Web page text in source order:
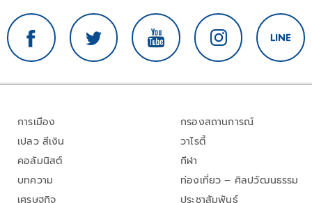
การเมือง
เปลว สีเงิน
คอลัมนิสต์
บทความ
เศรษฐกิจ
กรองสถานการณ์
วาไรตี้
กีฬา
ท่องเที่ยว – ศิลปวัฒนธรรม
ประชาสัมพันธ์